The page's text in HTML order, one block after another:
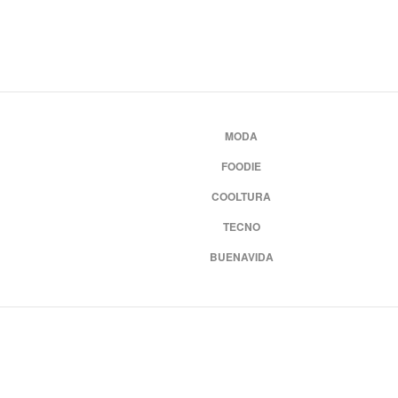
MODA
FOODIE
COOLTURA
TECNO
BUENAVIDA